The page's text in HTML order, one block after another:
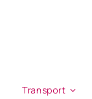
Transport